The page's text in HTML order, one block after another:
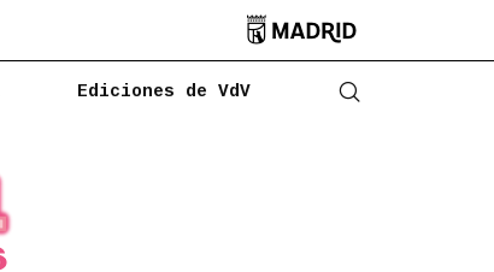

Ediciones de VdV Abrir